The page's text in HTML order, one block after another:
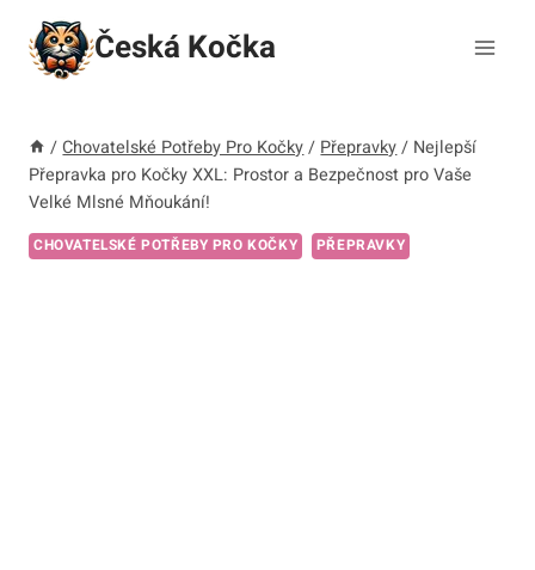
Přeskočit
obsah
Česká Kočka
/ Chovatelské Potřeby Pro Kočky / Přepravky / Nejlepší
Přepravka pro Kočky XXL: Prostor a Bezpečnost pro Vaše
Velké Mlsné Mňoukání!
CHOVATELSKÉ POTŘEBY PRO KOČKY PŘEPRAVKY